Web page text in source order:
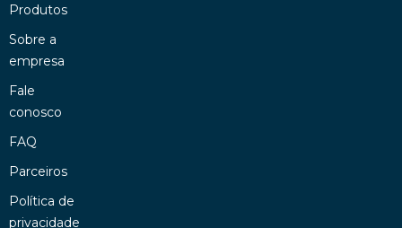
Produtos
Sobre a
empresa
Fale
conosco
FAQ
Parceiros
Política de
privacidade